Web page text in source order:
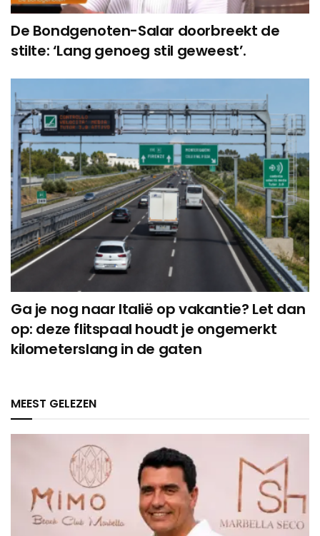
De Bondgenoten-Salar doorbreekt de
stilte: ‘Lang genoeg stil geweest’.
Ga je nog naar Italië op vakantie? Let dan
op: deze flitspaal houdt je ongemerkt
kilometerslang in de gaten
MEEST GELEZEN